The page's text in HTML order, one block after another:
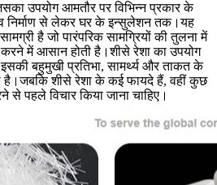
उपयोग आमतौर पर विभिन्न प्रकार के
निर्माण से लेकर घर के इन्सुलेशन तक।यह
है जो पारंपरिक सामग्रियों की तुलना में
में आसान होती है।शीसे रेशा का उपयोग
बहुमुखी प्रतिभा, सामर्थ्य और ताकत के
है।जबकि शीसे रेशा के कई फायदे हैं, वहीं कुछ
से पहले विचार किया जाना चाहिए।